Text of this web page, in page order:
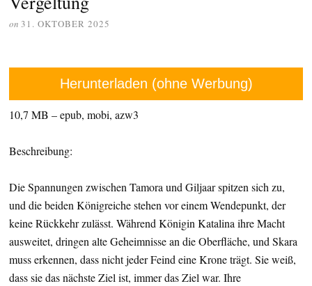
on 31. OKTOBER 2025
Herunterladen (ohne Werbung)
10,7 MB – epub, mobi, azw3
Beschreibung:
Die Spannungen zwischen Tamora und Giljaar spitzen sich zu,
und die beiden Königreiche stehen vor einem Wendepunkt, der
keine Rückkehr zulässt. Während Königin Katalina ihre Macht
ausweitet, dringen alte Geheimnisse an die Oberfläche, und Skara
muss erkennen, dass nicht jeder Feind eine Krone trägt. Sie weiß,
dass sie das nächste Ziel ist, immer das Ziel war. Ihre